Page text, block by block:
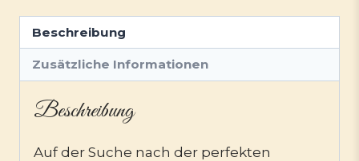
Beschreibung
Zusätzliche Informationen
Beschreibung
Auf der Suche nach der perfekten